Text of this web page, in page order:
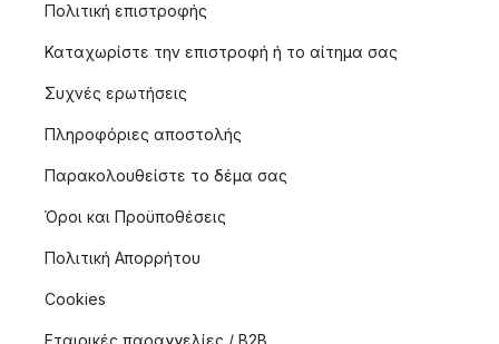
Πολιτική επιστροφής
Καταχωρίστε την επιστροφή ή το αίτημα σας
Συχνές ερωτήσεις
Πληροφόριες αποστολής
Παρακολουθείστε το δέμα σας
Όροι και Προϋποθέσεις
Πολιτική Απορρήτου
Cookies
Εταιρικές παραγγελίες / B2B